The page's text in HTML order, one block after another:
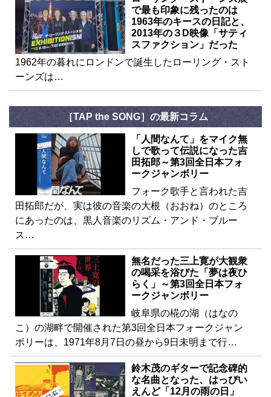
で最も印象に残ったのは
1963年のキースの日記と、
2013年の３D映像「サティ
スファクション」だった
1962年の暮れにロンドンで誕生したローリング・スト
ーンズは…
［TAP the SONG］の最新コラム
「人間なんて」をマイク無
しで歌って伝説になった吉
田拓郎～第3回全日本フォ
ークジャンボリー
フォーク歌手と言われた吉
田拓郎だが、実は彼の音楽の大根（おおね）のところ
にあったのは、黒人音楽のリズム・アンド・ブルー
ス…
無名だった三上寛が大観衆
の喝采を浴びた「夢は夜ひ
らく」～第3回全日本フォ
ークジャンボリー
岐阜県の椛の湖（はなの
こ）の湖畔で開催された第3回全日本フォークジャン
ボリーは、1971年8月7日の昼から9日未明まで行…
鈴木茂のギターで記念碑的
な名曲となった、はっぴい
えんど「12月の雨の日」